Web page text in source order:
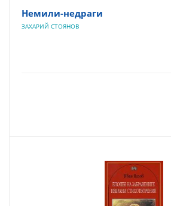
Немили-недраги
ЗАХАРИЙ СТОЯНОВ